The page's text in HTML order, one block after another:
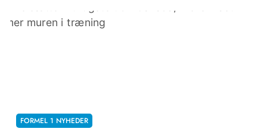
FORMEL 1 NYHEDER